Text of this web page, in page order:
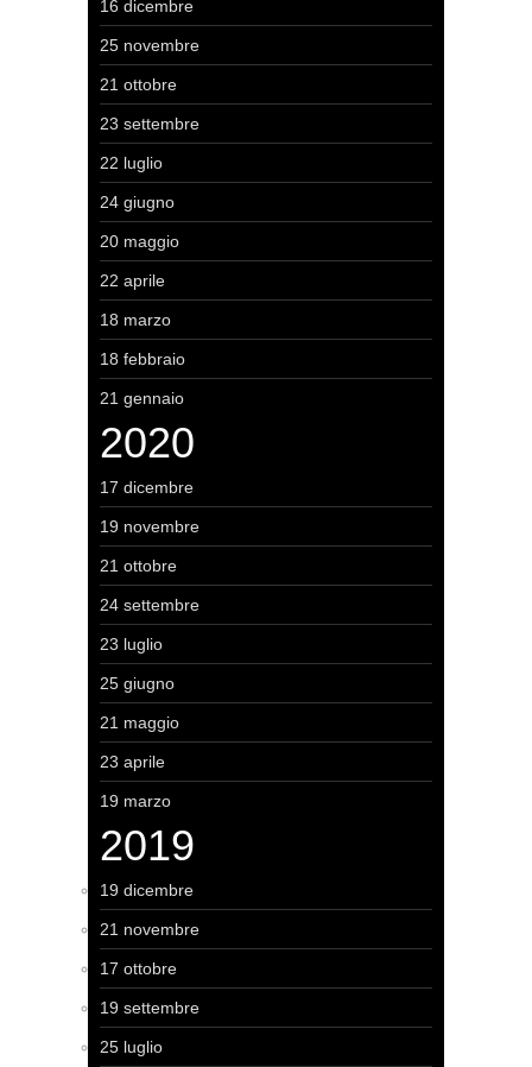
16 dicembre
25 novembre
21 ottobre
23 settembre
22 luglio
24 giugno
20 maggio
22 aprile
18 marzo
18 febbraio
21 gennaio
2020
17 dicembre
19 novembre
21 ottobre
24 settembre
23 luglio
25 giugno
21 maggio
23 aprile
19 marzo
2019
19 dicembre
21 novembre
17 ottobre
19 settembre
25 luglio